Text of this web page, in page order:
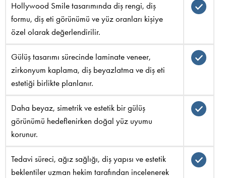
Hollywood Smile tasarımında diş rengi, diş
formu, diş eti görünümü ve yüz oranları kişiye
özel olarak değerlendirilir.
Gülüş tasarımı sürecinde laminate veneer,
zirkonyum kaplama, diş beyazlatma ve diş eti
estetiği birlikte planlanır.
Daha beyaz, simetrik ve estetik bir gülüş
görünümü hedeflenirken doğal yüz uyumu
korunur.
Tedavi süreci, ağız sağlığı, diş yapısı ve estetik
beklentiler uzman hekim tarafından incelenerek